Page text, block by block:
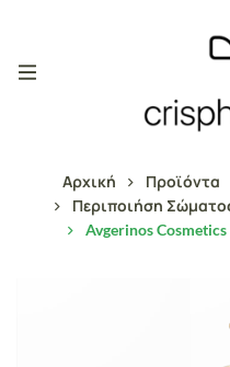
Αρχική Προϊόντα
Περιποιήση
Avgerinos